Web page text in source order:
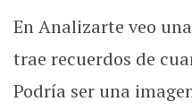
En Analizarte veo
trae recuerdos de
Podría ser una